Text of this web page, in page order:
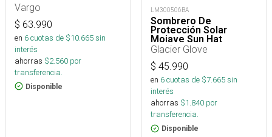
Vargo
$ 63.990
en 6cuotas de $10.665sin
interés
ahorras $2.560 por
transferencia.
Disponible
LM300506BA
Sombrero De
Protección Solar
Mojave Sun Hat
Glacier Glove
$ 45.990
en 6cuotas de $7.665sin
interés
ahorras $1.840 por
transferencia.
Disponible